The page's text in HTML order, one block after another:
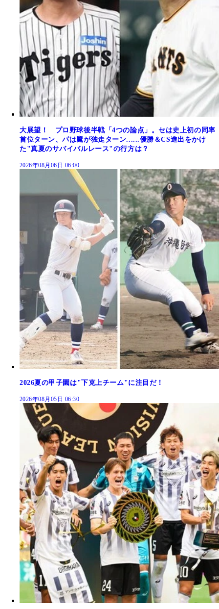
大展望！ プロ野球後半戦「4つの論点」。セは史上初の同率
首位ターン、パは鷹が独走ターン......優勝＆CS進出をかけ
た"真夏のサバイバルレース"の行方は？
2026年08月06日 06:00
2026夏の甲子園は"下克上チーム"に注目だ！
2026年08月05日 06:30